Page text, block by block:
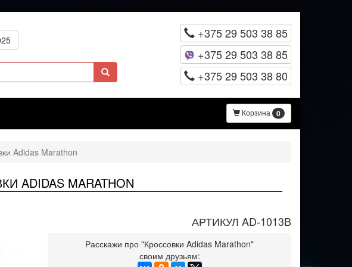
+375 29 503 38 85
+375 29 503 38 85
+375 29 503 38 80
Корзина 0
Adidas Marathon
ADIDAS MARATHON
АРТИКУЛ AD-1013B
Расскажи про "Кроссовки Adidas Marathon"
своим друзьям: